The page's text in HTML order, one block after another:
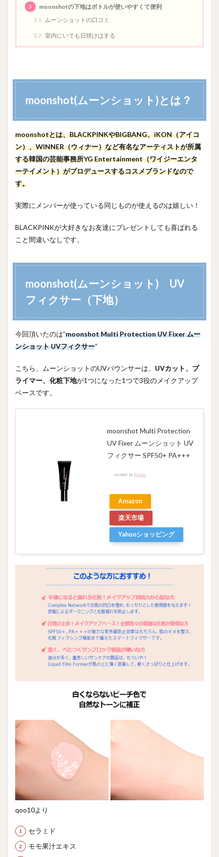
3
moonshotの下地はボトルが使いやすくて便利
3.1 ムーンショットの口コミ
3.2 室内にいても日焼けはする
moonshot(ムーンショット)とは？
moonshotとは、BLACKPINKやBIGBANG、iKON（アイコ
ン）、WINNER（ウィナー）など有名なアーティストが所属
する韓国の芸能事務所YG Entertainment（ワイジーエンタ
ーテイメント）がプロデュースするコスメブランドなので
す。
実際にメンバーが使っている同じものが使えるのは嬉しい！
BLACKPINKが大好きなお友達にプレゼントしても喜ばれる
こと間違いなしです。
moonshot(ムーンショット) UV
フィクサー（下地）
今回頂いたのは”moonshot Multi Protection UV Fixer ムー
ンショット UVフィクサー“
こちら、ムーンショットのUVバウンサーは、 UVカット、プ
ライマー、化粧下地が1つになった1つで3役のメイクアップ
ベースです。
moonshot Multi Protection
UV Fixer ムーンショット UV
フィクサー SPF50+ PA+++
created by Rinker
Amazon
楽天市場
Yahooショッピング
qoo10より
セラミド
モモ果汁エキス